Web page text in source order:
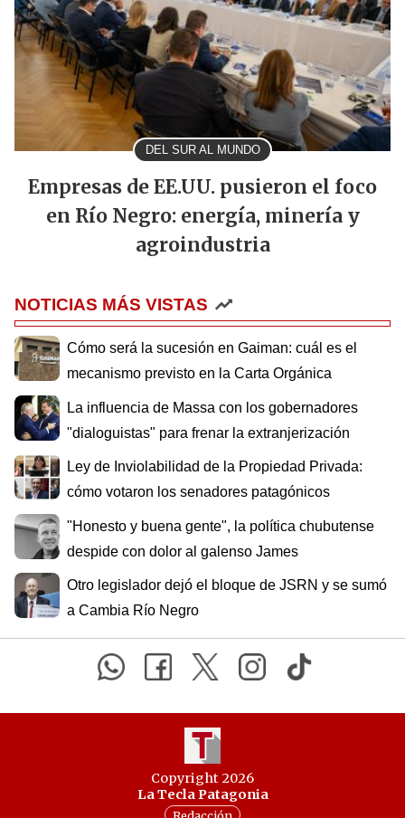
DEL SUR AL MUNDO
Empresas de EE.UU. pusieron el foco
en Río Negro: energía, minería y
agroindustria
NOTICIAS MÁS VISTAS
Cómo será la sucesión en Gaiman: cuál es el
mecanismo previsto en la Carta Orgánica
La influencia de Massa con los gobernadores
"dialoguistas" para frenar la extranjerización
Ley de Inviolabilidad de la Propiedad Privada:
cómo votaron los senadores patagónicos
"Honesto y buena gente", la política chubutense
despide con dolor al galenso James
Otro legislador dejó el bloque de JSRN y se sumó
a Cambia Río Negro
Copyright 2026
La Tecla Patagonia
Redacción